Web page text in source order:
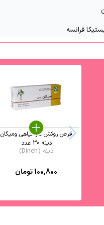
فرانسه
قرص روکش دار گیاهی ومیگان
دینه 30 عدد
دینه (Dineh)
100,800تومان